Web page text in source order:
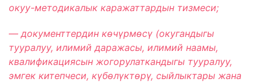
окуу-методикалык каражаттардын тизмеси;
— документтердин көчүрмөсү (окугандыгы
тууралуу, илимий даражасы, илимий наамы,
квалификациясын жогорулаткандыгы тууралуу,
эмгек китепчеси, күбөлүктөрү, сыйлыктары жана